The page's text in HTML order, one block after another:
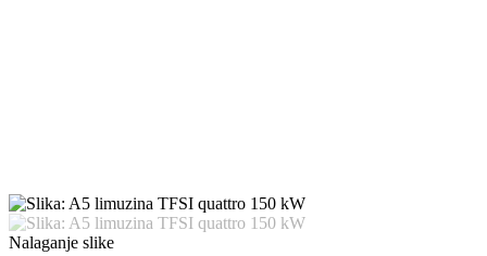
Nalaganje slike